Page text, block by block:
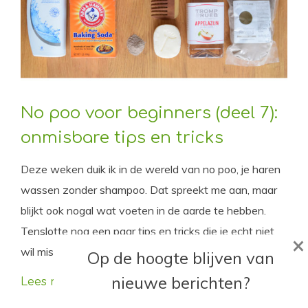
No poo voor beginners (deel 7):
onmisbare tips en tricks
Deze weken duik ik in de wereld van no poo, je haren
wassen zonder shampoo. Dat spreekt me aan, maar
blijkt ook nogal wat voeten in de aarde te hebben.
Tenslotte nog een paar tips en tricks die je echt niet
wil missen als je no poo gaat!
Lees meer
Op de hoogte blijven van
nieuwe berichten?
×